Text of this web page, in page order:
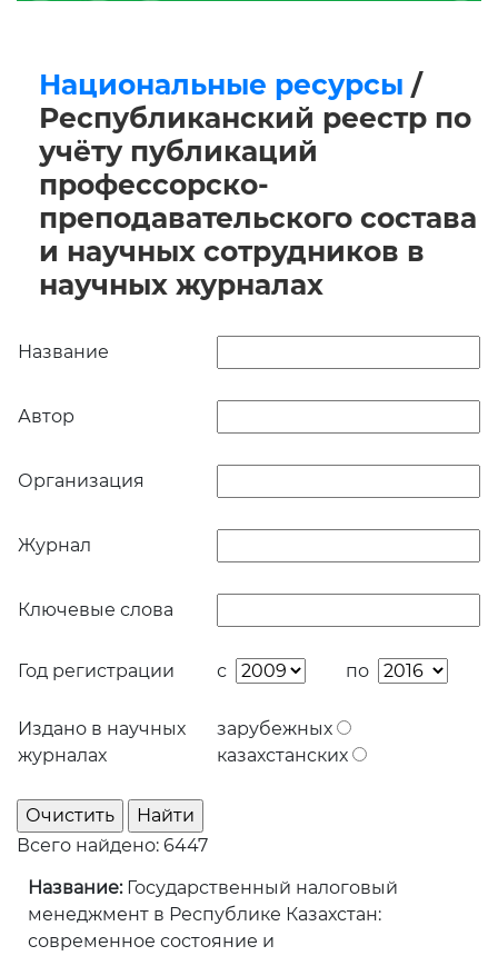
Национальные ресурсы /
Республиканский реестр по
учёту публикаций
профессорско-
преподавательского состава
и научных сотрудников в
научных журналах
Название
Автор
Организация
Журнал
Ключевые слова
Год регистрации с по
Издано в научных
журналах
зарубежных
казахстанских
Всего найдено: 6447
Название:Государственный налоговый
менеджмент в Республике Казахстан:
современное состояние и